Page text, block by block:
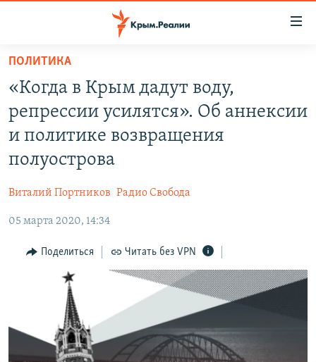
Вернуться
основному
содержанию
Вернутся
главной
Вернутся
СПЕЦПРОЕКТЫ
ВОДА
ИНТЕРАКТИВ
ИНФОГРАФИКА
ТЕЛЕПРОЕКТ КРЫМ.РЕАЛИИ
СОВЕТЫ ПРАВОЗАЩИТНИКОВ
ПРОПАВШИЕ БЕЗ ВЕСТИ
ПОБЕДИТЕЛЕЙ НЕ СУДЯТ?
КРЫМ.НЕПОКОРЕННЫЙ
РАДІО СВОБОДА
КАК ОБОЙТИ БЛОКИРОВКУ
Qırımtatar
ПРИСОЕДИНЯЙТЕСЬ!
ПОЛИТИКА
«Когда в Крым дадут воду,
репрессии усилятся». Об аннексии
и политике возвращения
полуострова
Виталий Портников Радио Свобода
05 марта 2020, 14:34
Поделиться Читать без VPN